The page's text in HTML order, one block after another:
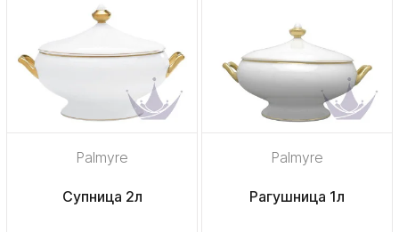
Palmyre
Супница 2л
Palmyre
Рагушница 1л